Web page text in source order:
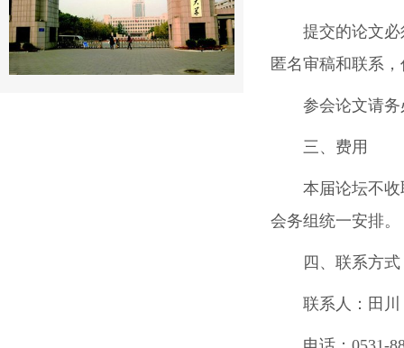
提交的论文
匿名审稿和联系
参会论文请务
三、费用
本届论坛不
会务组统一安排。
四、联系方式
联系人：田川